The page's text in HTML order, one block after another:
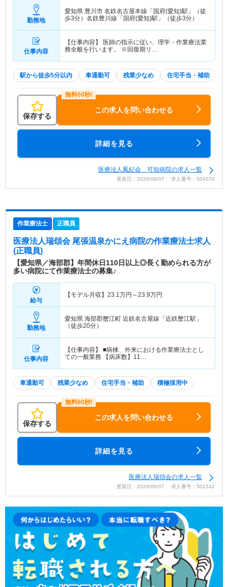
勤務地
愛知県 豊川市 名鉄名古屋本線「国府(愛知)駅」（徒
歩3分）名鉄豊川線「国府(愛知)駅」（徒歩3分）
仕事内容
【仕事内容】 医師の指示に従い、理学・作業療法業
務全般を行います。 ※回復期リ…
駅から徒歩5分以内 車通勤可 残業少なめ 住宅手当・補助
保存する
この求人を問い合わせる
詳細を見る
医療法人鳳紀会 可知病院の求人一覧
更新日：2026/08/07 求人番号：504570
作業療法士 正職員
医療法人瑞頌会 尾張温泉かにえ病院の作業療法士求人
(正職員)
【愛知県／海部郡】年間休日110日以上◎長く勤められる方が
多い病院にて作業療法士の募集♪
給与
【モデル月収】 23.1 万円～23.9万円
勤務地
愛知県 海部郡蟹江町 近鉄名古屋線「近鉄蟹江駅」
（徒歩20分）
仕事内容
【仕事内容】 ■病棟、外来における作業療法士とし
ての一般業務 【病床数】11…
車通勤可 残業少なめ 住宅手当・補助 積極採用中
保存する
この求人を問い合わせる
詳細を見る
医療法人瑞頌会の求人一覧
更新日：2026/08/07 求人番号：502242